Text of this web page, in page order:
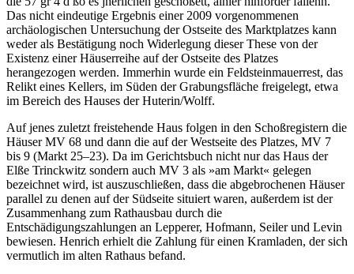
Das nicht eindeutige Ergebnis einer 2009 vorgenommenen
archäologischen Untersuchung der Ostseite des Marktplatzes kann
weder als Bestätigung noch Widerlegung dieser These von der
Existenz einer Häuserreihe auf der Ostseite des Platzes
herangezogen werden. Immerhin wurde ein Feldsteinmauerrest, das
Relikt eines Kellers, im Süden der Grabungsfläche freigelegt, etwa
im Bereich des Hauses der Huterin/Wolff.
Auf jenes zuletzt freistehende Haus folgen in den Schoßregistern die
Häuser MV 68 und dann die auf der Westseite des Platzes, MV 7
bis 9 (Markt 25–23). Da im Gerichtsbuch nicht nur das Haus der
Elße Trinckwitz sondern auch MV 3 als »am Markt« gelegen
bezeichnet wird, ist auszuschließen, dass die abgebrochenen Häuser
parallel zu denen auf der Südseite situiert waren, außerdem ist der
Zusammenhang zum Rathausbau durch die
Entschädigungszahlungen an Lepperer, Hofmann, Seiler und Levin
bewiesen. Henrich erhielt die Zahlung für einen Kramladen, der sich
vermutlich im alten Rathaus befand.